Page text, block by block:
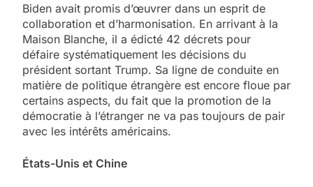
Biden avait promis d’œuvrer dans un esprit de
collaboration et d’harmonisation. En arrivant à la
Maison Blanche, il a édicté 42 décrets pour
défaire systématiquement les décisions du
président sortant Trump. Sa ligne de conduite en
matière de politique étrangère est encore floue par
certains aspects, du fait que la promotion de la
démocratie à l’étranger ne va pas toujours de pair
avec les intérêts américains.
États-Unis et Chine